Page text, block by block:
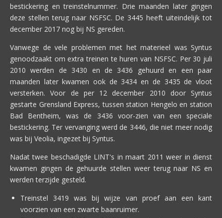
bestickering en treinstelnummer. Drie maanden later gingen
deze stellen terug naar NSFSC. De 3445 heeft uiteindelijk tot
december 2017 nog bij NS gereden.
Vanwege de vele problemen met het materieel was Syntus
genoodzaakt om extra treinen te huren van NSFSC. Per 30 juli
2010 werden de 3430 en de 3436 gehuurd en een paar
maanden later kwamen ook de 3434 en de 3435 de vloot
versterken. Voor de per 12 december 2010 door Syntus
gestarte Grensland Express, tussen station Hengelo en station
Bad Bentheim, was de 3436 voor-zien van een speciale
bestickering. Ter vervanging werd de 3446, die niet meer nodig
was bij Veolia, ingezet bij Syntus.
Nadat twee beschadigde LINT's in maart 2011 weer in dienst
kwamen gingen de gehuurde stellen weer terug naar NS en
werden terzijde gesteld.
Treinstel 3419 was bij wijze van proef aan een kant
voorzien van een zwarte baanruimer.